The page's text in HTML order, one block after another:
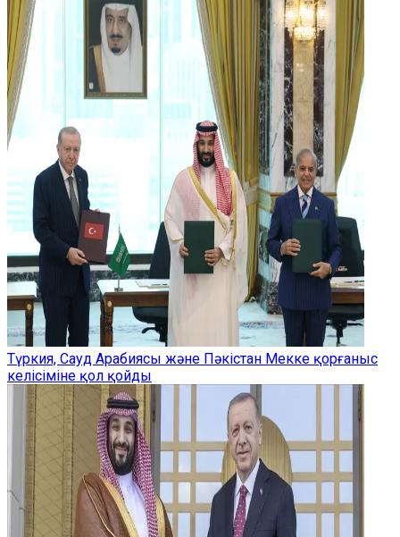
Түркия, Сауд Арабиясы және Пәкістан Мекке қорғаныс
келісіміне қол қойды